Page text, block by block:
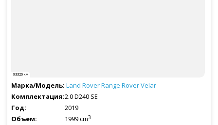
93320 км
Land RoverRange Rover Velar
2.0 D240 SE
2019
1999 cm3